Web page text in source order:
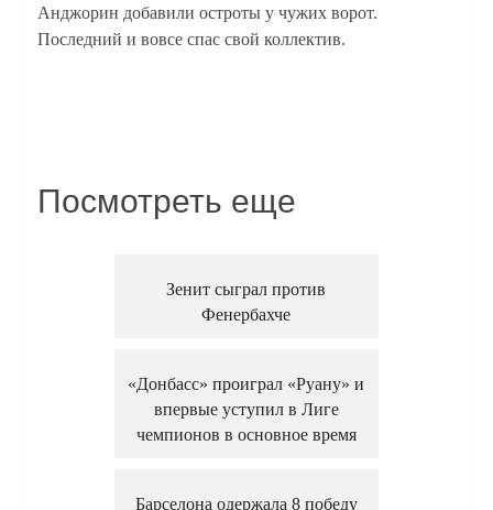
Анджорин добавили остроты у чужих ворот.
Последний и вовсе спас свой коллектив.
Посмотреть еще
Зенит сыграл против
Фенербахче
«Донбасс» проиграл «Руану» и
впервые уступил в Лиге
чемпионов в основное время
Барселона одержала 8 победу